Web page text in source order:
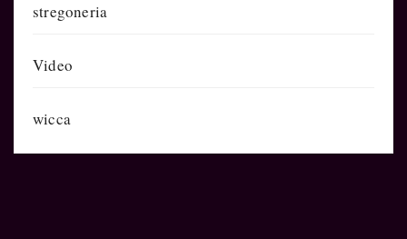
stregoneria
Video
wicca